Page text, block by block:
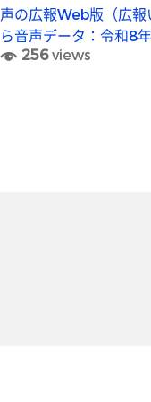
声の広報Web版（広報
ら音声データ：令和8
256 views